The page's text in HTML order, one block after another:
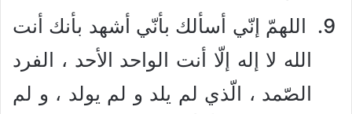
اللهمّ إنّي أسألك بأنّي أشهد بأنك أنت
الله لا إله إلّا أنت الواحد الأحد ، الفرد
الصّمد ، الّذي لم يلد و لم يولد ، و لم